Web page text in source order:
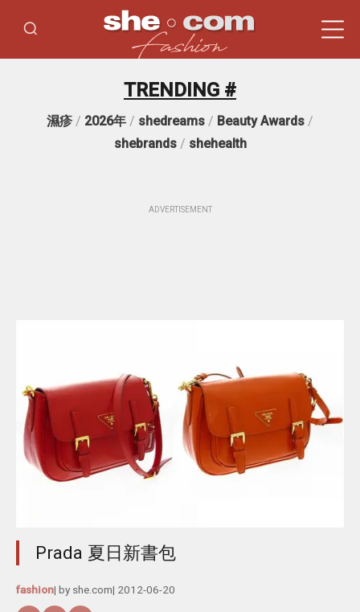
TRENDING #
濕疹 / 2026年 / shedreams / Beauty Awards /
shebrands/ shehealth
ADVERTISEMENT
Prada 夏日新書包
fashion| by she.com| 2012-06-20